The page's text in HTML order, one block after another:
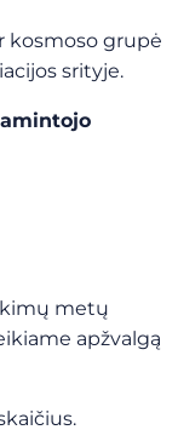
kosmoso grupė
srityje.
metų
apžvalgą